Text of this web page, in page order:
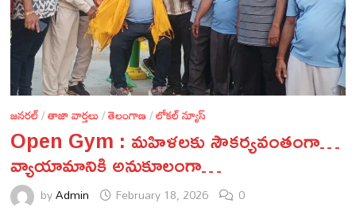
జనరల్/తాజా వార్తలు/తెలంగాణ/లోకల్ న్యూస్
Open Gym : మహిళలకు సౌకర్యవంతంగా…
వ్యాయామానికి అనుకూలంగా…
byAdmin February 18, 2026 0